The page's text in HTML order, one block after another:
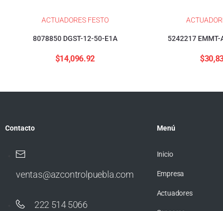
ACTUADORES FESTO
8078850 DGST-12-50-E1A
$14,096.92
5242217 EMMT-
$
Contacto
ventas@azcontrolpuebla.com
222 514 5066
Menú
Inicio
Empresa
Actuadores